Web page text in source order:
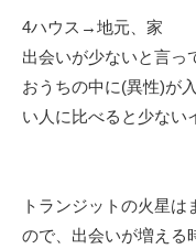
4ハウス→地元、家
出会いが少ないと言っ
おうちの中に(異性)が
い人に比べると少ない
トランジットの火星
ので、出会いが増える